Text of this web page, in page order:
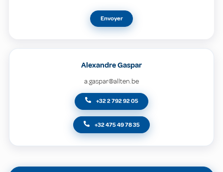
Envoyer
Alexandre Gaspar
a.gaspar@allten.be
+32 2 792 92 05
+32 475 49 78 35